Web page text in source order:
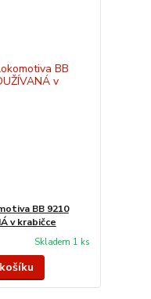
BB 9210
v krabičce
Skladem 1 ks